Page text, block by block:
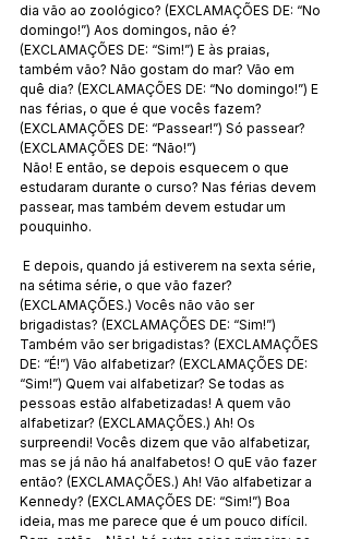
dia vão ao zoológico? (EXCLAMAÇÕES DE: “No
domingo!”) Aos domingos, não é?
(EXCLAMAÇÕES DE: “Sim!”) E às praias,
também vão? Não gostam do mar? Vão em
quê dia? (EXCLAMAÇÕES DE: “No domingo!”) E
nas férias, o que é que vocês fazem?
(EXCLAMAÇÕES DE: “Passear!”) Só passear?
(EXCLAMAÇÕES DE: “Não!”)
estudaram durante o curso? Nas férias devem
passear, mas também devem estudar um
pouquinho.
na sétima série, o que vão fazer?
(EXCLAMAÇÕES.) Vocês não vão ser
brigadistas? (EXCLAMAÇÕES DE: “Sim!”)
Também vão ser brigadistas? (EXCLAMAÇÕES
DE: “É!”) Vão alfabetizar? (EXCLAMAÇÕES DE:
“Sim!”) Quem vai alfabetizar? Se todas as
pessoas estão alfabetizadas! A quem vão
alfabetizar? (EXCLAMAÇÕES.) Ah! Os
surpreendi! Vocês dizem que vão alfabetizar,
mas se já não há analfabetos! O quE vão fazer
então? (EXCLAMAÇÕES.) Ah! Vão alfabetizar a
Kennedy? (EXCLAMAÇÕES DE: “Sim!”) Boa
ideia, mas me parece que é um pouco difícil.